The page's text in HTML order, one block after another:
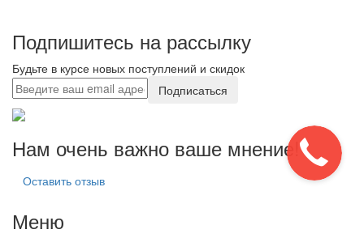
Подпишитесь на рассылку
Будьте в курсе новых поступлений и скидок
Подписаться
Нам очень важно ваше мнение!
Оставить отзыв
Меню